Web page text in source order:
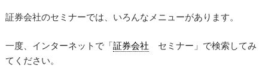
証券会社のセミナーでは、いろんなメニューがあります。
一度、インターネットで「証券会社 セミナー」で検索してみ
てください。